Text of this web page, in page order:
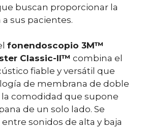
buscan proporcionar la
sus pacientes.
fonendoscopio 3M™
Classic-II™ combina el
fiable y versátil que
de membrana de doble
comodidad que supone
de un solo lado. Se
sonidos de alta y baja